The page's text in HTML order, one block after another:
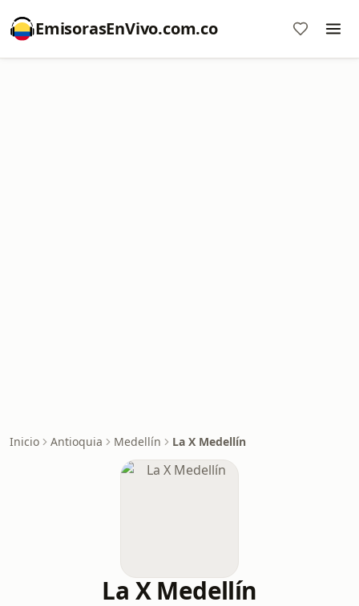
EmisorasEnVivo.com.co
Inicio Antioquia Medellín La X Medellín
La X Medellín